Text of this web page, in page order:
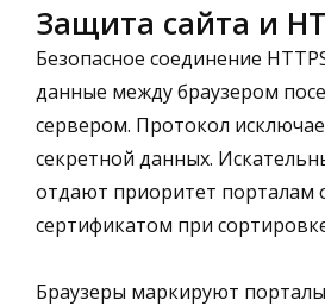
Защита сайта и
Безопасное соединение
данные между браузером
сервером. Протокол
секретной данных.
отдают приоритет порталам
сертификатом при
Браузеры маркируют порталы